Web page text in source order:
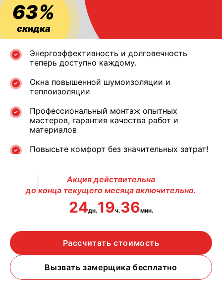
63%
скидка
Энергоэффективность и долговечность
теперь доступно каждому.
Окна повышенной шумоизоляции и
теплоизоляции
Профессиональный монтаж опытных
мастеров, гарантия качества работ и
материалов
Повысьте комфорт без значительных затрат!
Акция действительна
до конца текущего месяца включительно.
24дн.19ч.36мин.
Рассчитать стоимость
Вызвать замерщика бесплатно